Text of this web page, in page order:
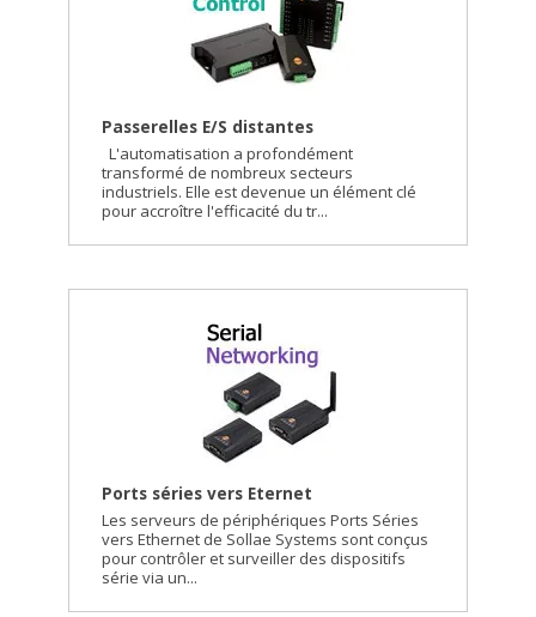
Passerelles E/S distantes
L'automatisation a profondément
transformé de nombreux secteurs
industriels. Elle est devenue un élément clé
pour accroître l'efficacité du tr...
Ports séries vers Eternet
Les serveurs de périphériques Ports Séries
vers Ethernet de Sollae Systems sont conçus
pour contrôler et surveiller des dispositifs
série via un...